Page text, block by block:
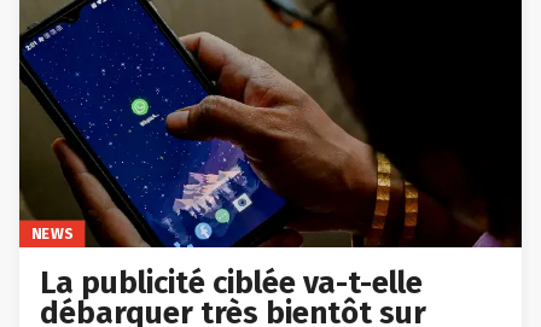
NEWS
La publicité ciblée va-t-elle
débarquer très bientôt sur